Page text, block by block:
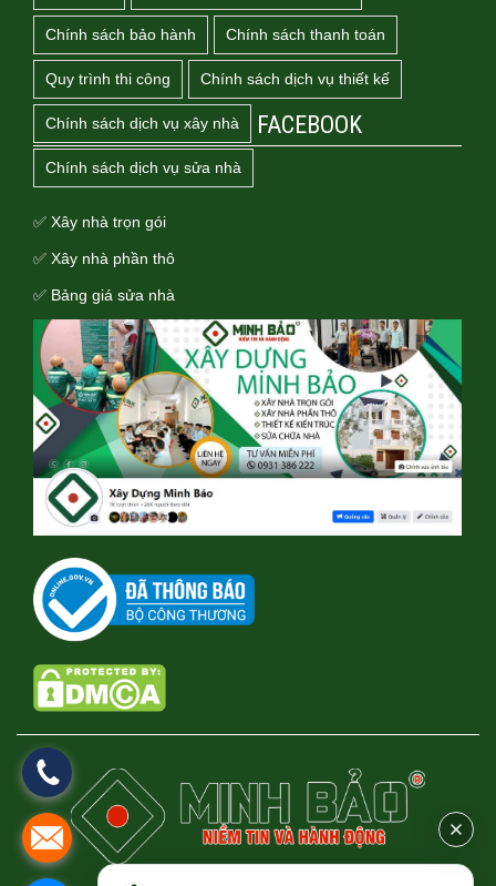
Chính sách bảo hành Chính sách thanh toán
Quy trình thi công Chính sách dịch vụ thiết kế
Chính sách dịch vụ xây nhà
Chính sách dịch vụ sửa nhà
✅ Xây nhà trọn gói
✅ Xây nhà phần thô
✅ Bảng giá sửa nhà
FACEBOOK